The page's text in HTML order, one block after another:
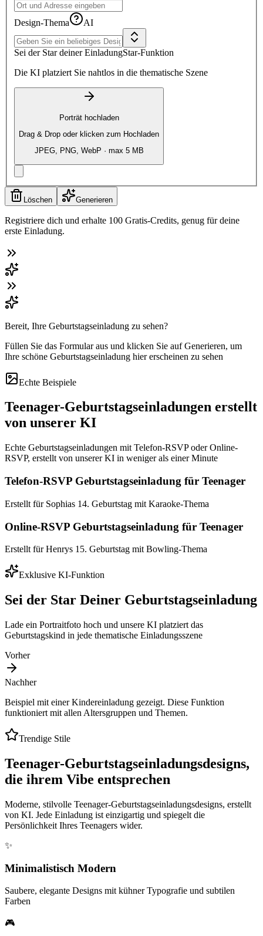
Design-Thema AI
Sei der Star deiner EinladungStar-Funktion
Die KI platziert Sie nahtlos in die thematische Szene
Porträt hochladen
Drag & Drop oder klicken zum Hochladen
JPEG, PNG, WebP · max 5 MB
Löschen Generieren
Registriere dich und erhalte 100 Gratis-Credits, genug für deine
erste Einladung.
Bereit, Ihre Geburtstagseinladung zu sehen?
Füllen Sie das Formular aus und klicken Sie auf Generieren, um
Ihre schöne Geburtstagseinladung hier erscheinen zu sehen
Echte Beispiele
Teenager-Geburtstagseinladungen erstellt
von unserer KI
Echte Geburtstagseinladungen mit Telefon-RSVP oder Online-
RSVP, erstellt von unserer KI in weniger als einer Minute
Telefon-RSVP Geburtstagseinladung für Teenager
Erstellt für Sophias 14. Geburtstag mit Karaoke-Thema
Online-RSVP Geburtstagseinladung für Teenager
Erstellt für Henrys 15. Geburtstag mit Bowling-Thema
Exklusive KI-Funktion
Sei der Star Deiner Geburtstagseinladung
Lade ein Portraitfoto hoch und unsere KI platziert das
Geburtstagskind in jede thematische Einladungsszene
Vorher
Nachher
Beispiel mit einer Kindereinladung gezeigt. Diese Funktion
funktioniert mit allen Altersgruppen und Themen.
Trendige Stile
Teenager-Geburtstagseinladungsdesigns,
die ihrem Vibe entsprechen
Moderne, stilvolle Teenager-Geburtstagseinladungsdesigns, erstellt
von KI. Jede Einladung ist einzigartig und spiegelt die
Persönlichkeit Ihres Teenagers wider.
✨
Minimalistisch Modern
Saubere, elegante Designs mit kühner Typografie und subtilen
Farben
🎮